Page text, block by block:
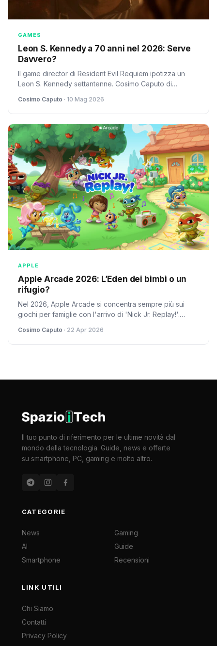
GAMES
Leon S. Kennedy a 70 anni nel 2026: Serve
Davvero?
Il game director di Resident Evil Requiem ipotizza un
Leon S. Kennedy settantenne. Cosimo Caputo di
strategia nel 2026.
Cosimo Caputo · 10 Mag 2026
APPLE
Apple Arcade 2026: L’Eden dei bimbi o un
rifugio?
Nel 2026, Apple Arcade si concentra sempre più sui
giochi per famiglie con l'arrivo di 'Nick Jr. Replay!'.
vincente o un rifugio per Apple.
Cosimo Caputo · 22 Apr 2026
Il tuo punto di riferimento per le ultime novità dal
mondo della tecnologia. Guide, news e offerte
su smartphone, PC, gaming e molto altro.
CATEGORIE
News
AI
Smartphone
Gaming
Guide
Recensioni
LINK UTILI
Chi Siamo
Contatti
Privacy Policy